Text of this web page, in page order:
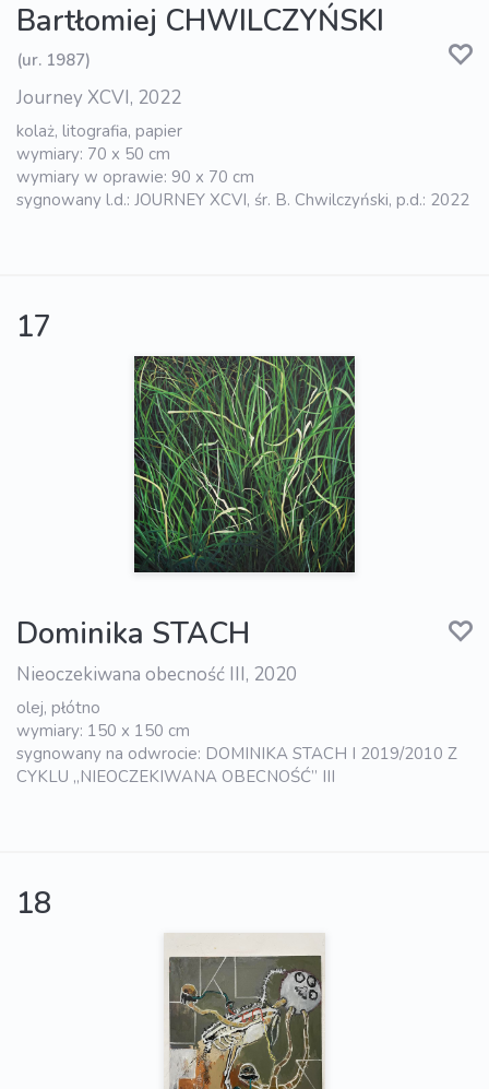
Bartłomiej CHWILCZYŃSKI
(ur. 1987)
Journey XCVI, 2022
kolaż, litografia, papier
wymiary: 70 x 50 cm
wymiary w oprawie: 90 x 70 cm
sygnowany l.d.: JOURNEY XCVI, śr. B. Chwilczyński, p.d.: 2022
17
Dominika STACH
Nieoczekiwana obecność III, 2020
olej, płótno
wymiary: 150 x 150 cm
sygnowany na odwrocie: DOMINIKA STACH I 2019/2010 Z
CYKLU „NIEOCZEKIWANA OBECNOŚĆ” III
18